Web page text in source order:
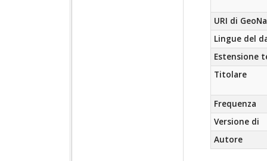
URI di
Lingue del
Estensione
Titolare
Frequenza
Versione di
Autore